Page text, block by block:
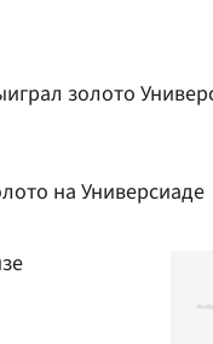
золото
на Универсиаде